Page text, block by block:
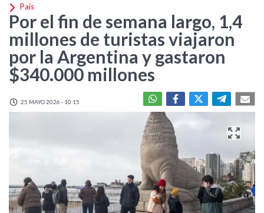
País
Por el fin de semana largo, 1,4
millones de turistas viajaron
por la Argentina y gastaron
$340.000 millones
25 MAYO 2026 - 10:15